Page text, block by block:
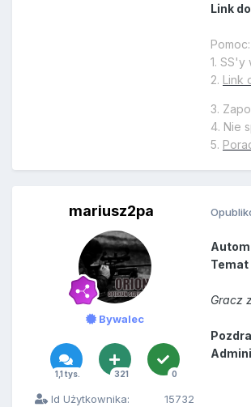
Link
Pomoc:
1. SS'y
2. Link
3.
4. Nie
5.
mariusz2pa
Bywalec
1,1 tys. 321 0
Id Użytkownika:
15732
Temat
Gracz